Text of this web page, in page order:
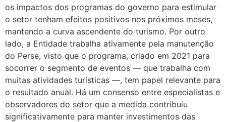
os impactos dos programas do governo para estimular
o setor tenham efeitos positivos nos próximos meses,
mantendo a curva ascendente do turismo. Por outro
lado, a Entidade trabalha ativamente pela manutenção
do Perse, visto que o programa, criado em 2021 para
socorrer o segmento de eventos — que trabalha com
muitas atividades turísticas —, tem papel relevante para
o resultado anual. Há um consenso entre especialistas e
observadores do setor que a medida contribuiu
significativamente para manter investimentos das